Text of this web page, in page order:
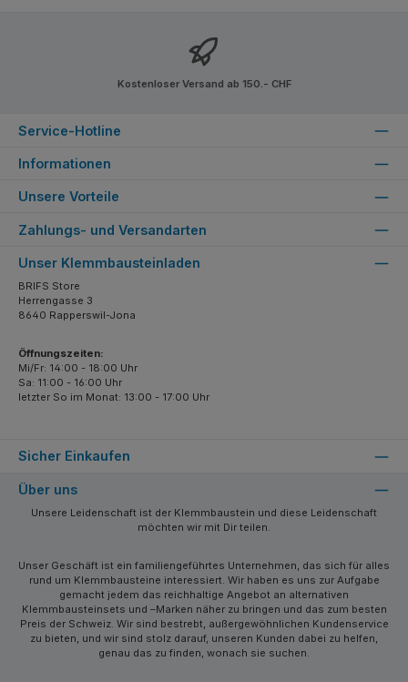
Kostenloser Versand ab 150.- CHF
Service-Hotline
Informationen
Unsere Vorteile
Zahlungs- und Versandarten
Sicher Einkaufen
Unser Klemmbausteinladen
BRIFS Store
Herrengasse 3
8640 Rapperswil-Jona
Öffnungszeiten:
Mi/Fr: 14:00 - 18:00 Uhr
Sa: 11:00 - 16:00 Uhr
letzter So im Monat: 13:00 - 17:00 Uhr
Über uns
Unsere Leidenschaft ist der Klemmbaustein und diese Leidenschaft
möchten wir mit Dir teilen.
Unser Geschäft ist ein familiengeführtes Unternehmen, das sich für alles
rund um Klemmbausteine interessiert. Wir haben es uns zur Aufgabe
gemacht jedem das reichhaltige Angebot an alternativen
Klemmbausteinsets und –Marken näher zu bringen und das zum besten
Preis der Schweiz. Wir sind bestrebt, außergewöhnlichen Kundenservice
zu bieten, und wir sind stolz darauf, unseren Kunden dabei zu helfen,
genau das zu finden, wonach sie suchen.